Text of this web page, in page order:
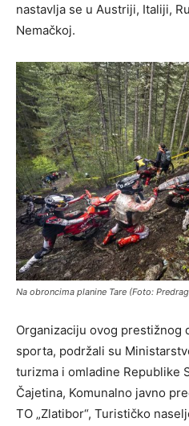
nastavlja se u Austriji, Italiji,
Nemačkoj.
Na obroncima planine Tare (Foto:
Organizaciju ovog prestižnog
sporta, podržali su
turizma i omladine Republike
Čajetina, Komunalno javno
TO „Zlatibor“, Turističko